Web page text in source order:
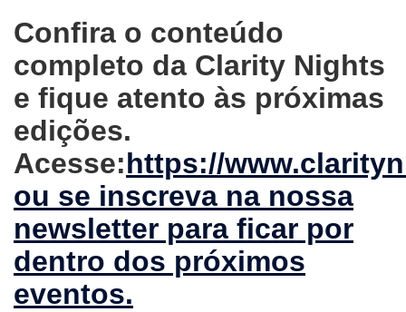
Confira o conteúdo
completo da Clarity Nights
e fique atento às próximas
edições.
Acesse:https://
ou se inscreva na nossa
newsletter para ficar por
dentro dos próximos
eventos.